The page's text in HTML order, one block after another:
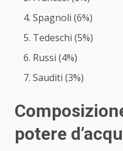
Spagnoli (6%)
Tedeschi (5%)
Russi (4%)
Sauditi (3%)
potere